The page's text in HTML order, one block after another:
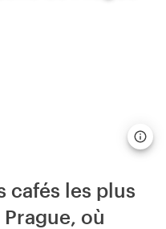
cafés les plus
où